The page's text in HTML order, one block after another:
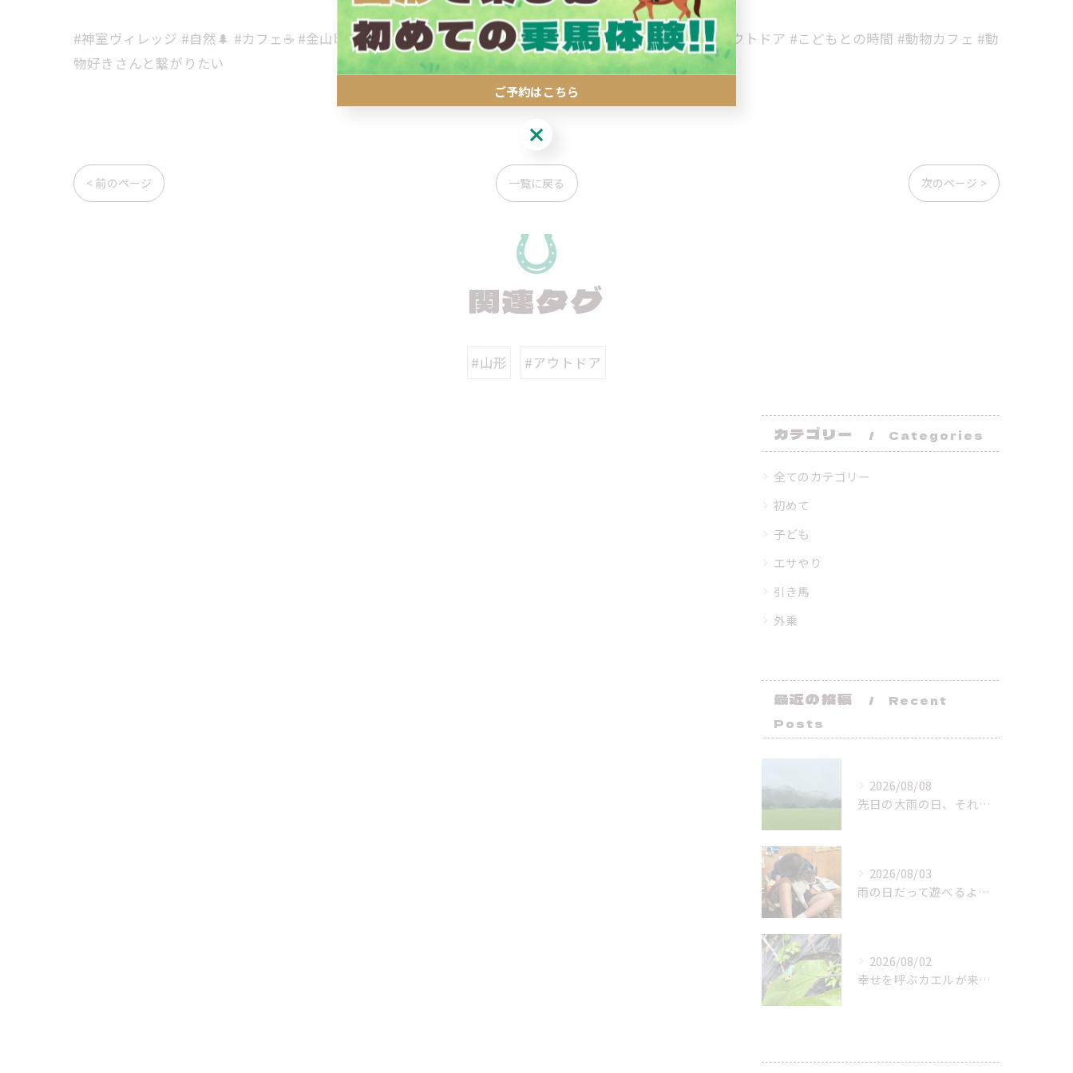
#神室ヴィレッジ #自然🌲 #カフェ☕ #金山町 #乗馬🐎 #馬 #山形 #セラピーファームめごたま #キャンプ #アウトドア #こどもとの時間 #動物カフェ #動
物好きさんと繋がりたい
< 前のページ 一覧に戻る 次のページ >
関連タグ
#山形 #アウトドア
カテゴリー Categories
全てのカテゴリー
初めて
子ども
エサやり
引き馬
外乗
最近の投稿
Recent
Posts
2026/08/08
先日の大雨の日、それによって全然風景が変わっちゃうんだね！
2026/08/03
雨の日だって遊べるよー！
2026/08/02
幸せを呼ぶカエルが来てくれた！
ご予約はこちら
ご予約はこちら